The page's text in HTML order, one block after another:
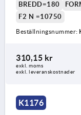
BREDD=180
F2 N =10750
Beställningsnummer:
310,15 kr
exkl. moms
exkl. leveranskostnader
K1176